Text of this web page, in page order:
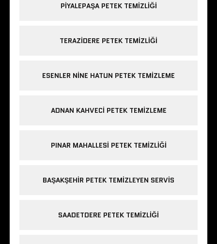
PIYALEPAŞA PETEK TEMIZLIĞI
TERAZIDERE PETEK TEMIZLIĞI
ESENLER NINE HATUN PETEK TEMIZLEME
ADNAN KAHVECI PETEK TEMIZLEME
PINAR MAHALLESI PETEK TEMIZLIĞI
BAŞAKŞEHIR PETEK TEMIZLEYEN SERVIS
SAADETDERE PETEK TEMIZLIĞI